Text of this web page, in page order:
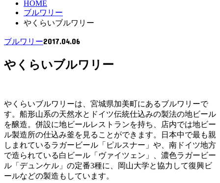
HOME
ブルワリー
やくらいブルワリー
ブルワリー2017.04.06
やくらいブルワリー
やくらいブルワリーは、宮城県加美町にあるブルワリーで
す。船形山系の天然水とドイツ伝統仕込みの製法の地ビール
を醸造。併設に地ビールレストランを持ち、店内では地ビー
ル製造所の仕込み釜を見ることができます。日本中で最も親
しまれているラガービール「ピルスナー」や、南ドイツ地方
で造られている白ビール「ヴァイツェン」、濃色ラガービー
ル「デュンケル」の定番3種に、岡山大学と協力して復興ビ
ールなどの製造もしています。